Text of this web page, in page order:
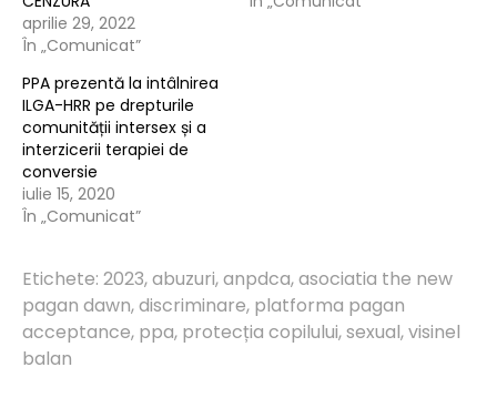
aprilie 29, 2022
În „Comunicat”
PPA prezentă la intâlnirea
ILGA-HRR pe drepturile
comunității intersex și a
interzicerii terapiei de
conversie
iulie 15, 2020
În „Comunicat”
Etichete: 2023,abuzuri,anpdca,asociatia the new
pagan dawn,discriminare, platforma pagan
acceptance, ppa, protecția copilului,sexual,visinel
balan